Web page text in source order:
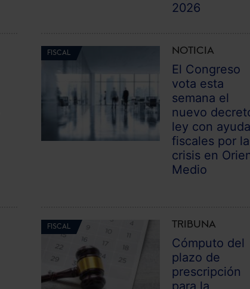
2026
FISCAL NOTICIA
El Congreso
vota esta
semana el
nuevo
ley con
fiscales por la
crisis en
Medio
FISCAL TRIBUNA
Cómputo del
plazo de
prescripción
para la